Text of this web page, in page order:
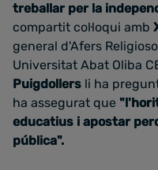
treballar per la
compartit col·loqui amb
general d'Afers
Universitat Abat Oliba
Puigdollers li ha
ha assegurat que
educatius i apostar
pública".